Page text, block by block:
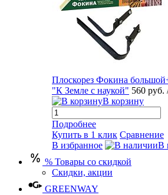
Плоскорез Фокина
"К Земле с наукой" 560 руб.
В корзину
Подробнее
Купить в 1 клик Сравнение
В избранное
В
% Товары со скидкой
Скидки, акции
GREENWAY